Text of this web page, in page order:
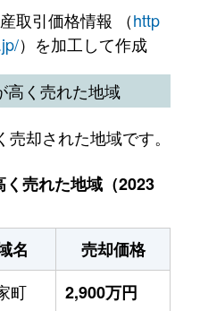
取引価格情報 （http
）を加工して作成
高く売れた地域
却された地域です。
売れた地域（2023
名
売却価格
町
2,900万円